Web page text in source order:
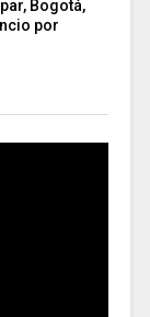
Bogotá,
por